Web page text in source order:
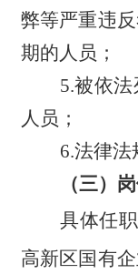
弊等严重违
期的人员；
5.被依
人员；
6.法律法
（三）
具体任
高新区国有